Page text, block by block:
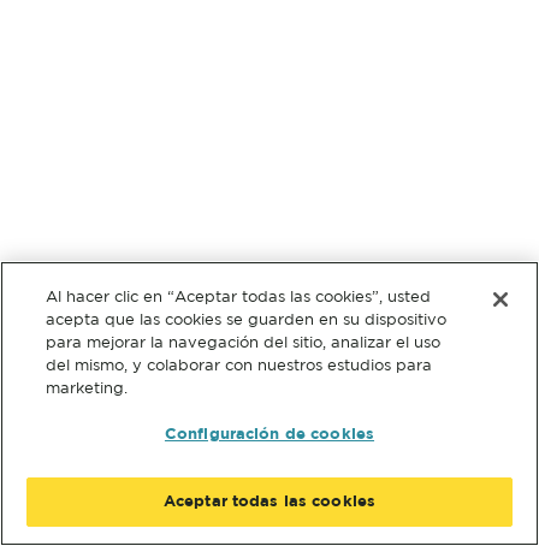
Al hacer clic en “Aceptar todas las cookies”, usted
acepta que las cookies se guarden en su dispositivo
para mejorar la navegación del sitio, analizar el uso
del mismo, y colaborar con nuestros estudios para
marketing.
Configuración de cookies
Aceptar todas las cookies